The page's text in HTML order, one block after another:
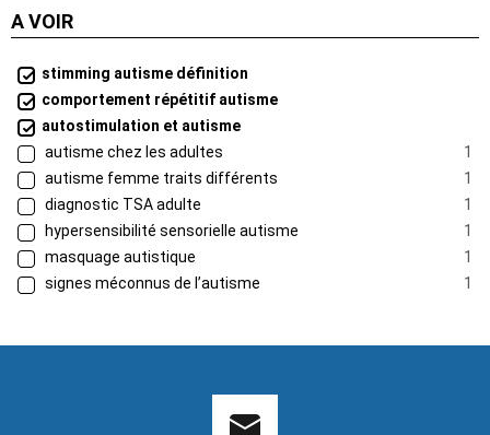
A VOIR
stimming autisme définition
comportement répétitif autisme
autostimulation et autisme
autisme chez les adultes
1
autisme femme traits différents
1
diagnostic TSA adulte
1
hypersensibilité sensorielle autisme
1
masquage autistique
1
signes méconnus de l’autisme
1